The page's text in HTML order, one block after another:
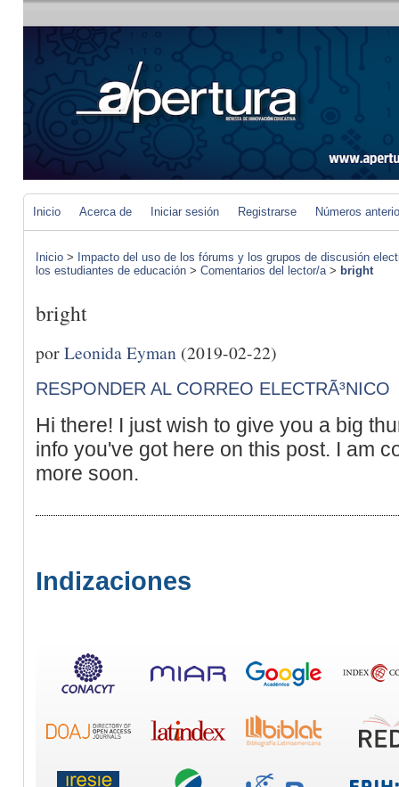
Inicio Acerca de Iniciar sesión Registrarse Números
Inicio > Impacto del uso de los fórums y los grupos de discusión
los estudiantes de educación > Comentarios del lector/a> bright
bright
porLeonida Eyman (2019-02-22)
RESPONDER AL CORREO ELECTRÃ³NICO
Hi there! I just wish to give you a big
info you've got here on this post. I am
more soon.
Indizaciones